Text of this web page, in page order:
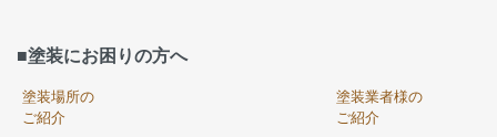
■塗装にお困りの方へ
塗装場所の
ご紹介
塗装業者様の
ご紹介